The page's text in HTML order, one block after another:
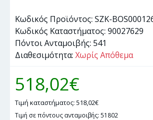
Κωδικός Προϊόντος: SZK-
Κωδικός Καταστήματος: 90027629
Πόντοι Ανταμοιβής: 541
Διαθεσιμότητα: Χωρίς Απόθεμα
518,02€
Τιμή καταστήματος: 518,02€
Τιμή σε πόντους ανταμοιβής: 51802